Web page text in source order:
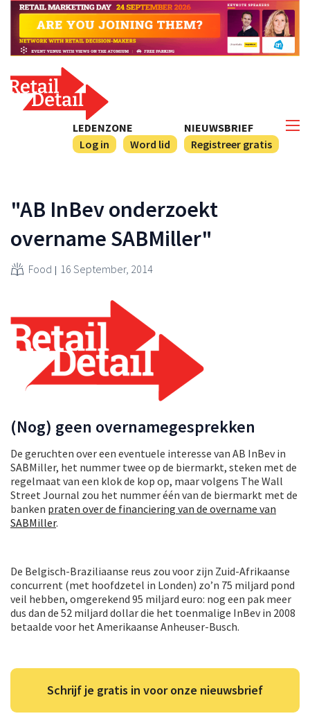
NIEUWSBRIEF
Registreer gratis
LEDENZONE
Log in
Word lid
"AB InBev onderzoekt
overname SABMiller"
Food 16 September, 2014
(Nog) geen overnamegesprekken
De geruchten over een eventuele interesse van AB InBev in
SABMiller, het nummer twee op de biermarkt, steken met de
regelmaat van een klok de kop op, maar volgens The Wall
Street Journal zou het nummer één van de biermarkt met de
banken praten over de financiering van de overname van
SABMiller.
De Belgisch-Braziliaanse reus zou voor zijn Zuid-Afrikaanse
concurrent (met hoofdzetel in Londen) zo’n 75 miljard pond
veil hebben, omgerekend 95 miljard euro: nog een pak meer
dus dan de 52 miljard dollar die het toenmalige InBev in 2008
betaalde voor het Amerikaanse Anheuser-Busch.
Schrijf je gratis in voor onze nieuwsbrief